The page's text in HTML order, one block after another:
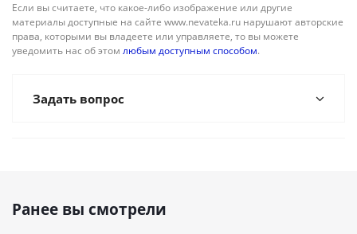
Если вы считаете, что какое-либо изображение или другие
материалы доступные на сайте www.nevateka.ru нарушают авторские
права, которыми вы владеете или управляете, то вы можете
уведомить нас об этом любым доступным способом.
Задать вопрос
Ранее вы смотрели